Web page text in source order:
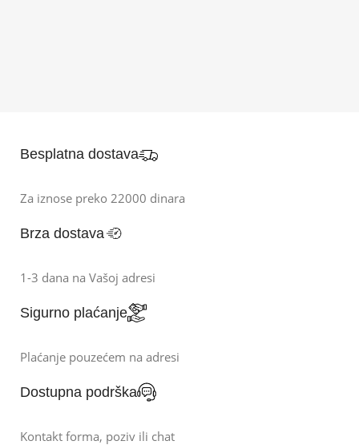
Besplatna dostava
Za iznose preko 22000 dinara
Brza dostava
1-3 dana na Vašoj adresi
Sigurno plaćanje
Plaćanje pouzećem na adresi
Dostupna podrška
Kontakt forma, poziv ili chat